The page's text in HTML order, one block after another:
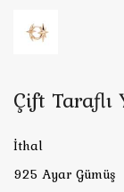
Çift Taraflı
İthal
925 Ayar Gümüş